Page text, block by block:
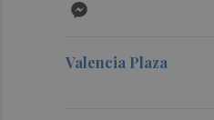
Valencia Plaza